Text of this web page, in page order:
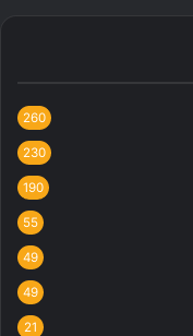
260
230
190
55
49
49
21